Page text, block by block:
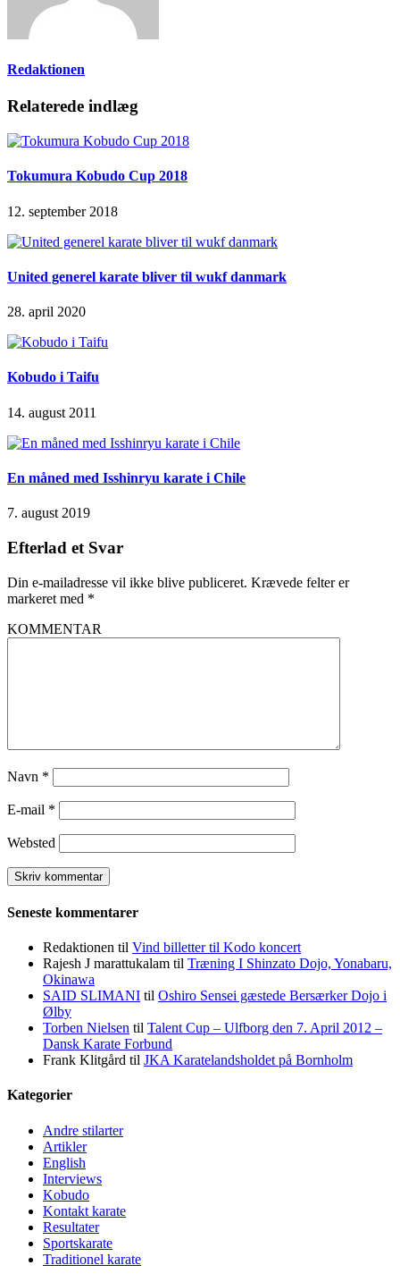
Redaktionen
Relaterede indlæg
Tokumura Kobudo Cup 2018
12. september 2018
United generel karate bliver til wukf danmark
28. april 2020
Kobudo i Taifu
14. august 2011
En måned med Isshinryu karate i Chile
7. august 2019
Efterlad et Svar
Din e-mailadresse vil ikke blive publiceret. Krævede felter er
markeret med *
KOMMENTAR
Navn *
E-mail *
Websted
Seneste kommentarer
Redaktionen til Vind billetter til Kodo koncert
Rajesh J marattukalam til Træning I Shinzato Dojo, Yonabaru,
Okinawa
SAID SLIMANI til Oshiro Sensei gæstede Bersærker Dojo i
Ølby
Torben Nielsen til Talent Cup – Ulfborg den 7. April 2012 –
Dansk Karate Forbund
Frank Klitgård til JKA Karatelandsholdet på Bornholm
Kategorier
Andre stilarter
Artikler
English
Interviews
Kobudo
Kontakt karate
Resultater
Sportskarate
Traditionel karate